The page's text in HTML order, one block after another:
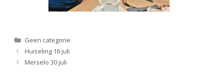
Categorieën
Geen categorie
Huiseling 16 juli
Merselo 30 juli